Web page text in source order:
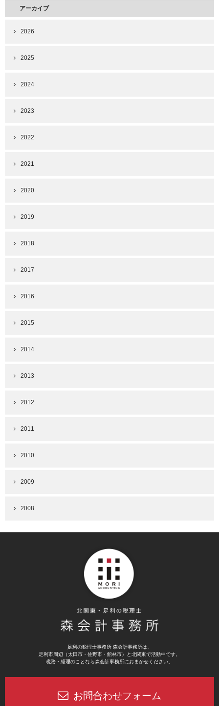
アーカイブ
2026
2025
2024
2023
2022
2021
2020
2019
2018
2017
2016
2015
2014
2013
2012
2011
2010
2009
2008
足利の税理士事務所 森会計事務所は、
足利市周辺（太田市・佐野市・館林市）と北関東で活動中です。
税務・経理のことなら森会計事務所におまかせください。
お問合わせフォーム